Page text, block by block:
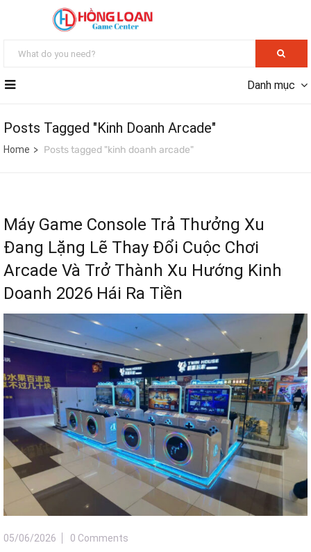
Danh mục
Posts Tagged "kinh Doanh Arcade"
Home Posts tagged "kinh doanh arcade"
Máy Game Console Trả Thưởng Xu
Đang Lặng Lẽ Thay Đổi Cuộc Chơi
Arcade Và Trở Thành Xu Hướng Kinh
Doanh 2026 Hái Ra Tiền
05/06/2026 0 Comments